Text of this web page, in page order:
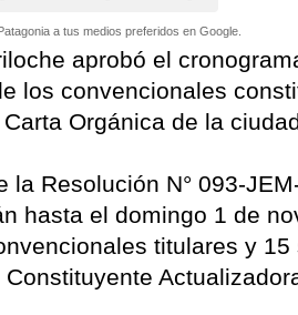
a tus medios preferidos en Google.
aprobó el
los convencionales
Orgánica de la
Resolución N° 093-
hasta el domingo 1 de
titulares y 15